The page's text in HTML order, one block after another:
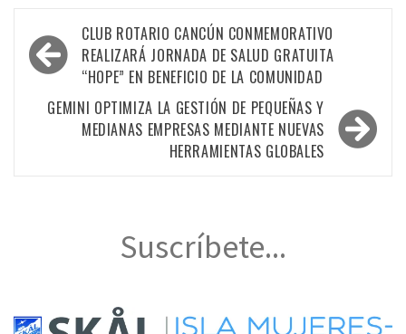
Navegación
de
entradas
CLUB ROTARIO CANCÚN CONMEMORATIVO
REALIZARÁ JORNADA DE SALUD GRATUITA
“HOPE” EN BENEFICIO DE LA COMUNIDAD
GEMINI OPTIMIZA LA GESTIÓN DE PEQUEÑAS Y
MEDIANAS EMPRESAS MEDIANTE NUEVAS
HERRAMIENTAS GLOBALES
Suscríbete...